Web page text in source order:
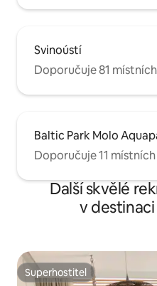
Svinoústí
Doporučuje 81 místních
Baltic Park Molo
Doporučuje 11 místních
Další skvělé
v
Superhostitel
Superhostitel